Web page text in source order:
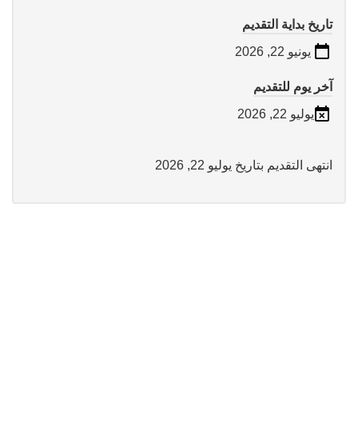
تاريخ بداية التقديم
يونيو 22, 2026
آخر يوم للتقديم
يوليو 22, 2026
انتهى التقديم بتاريخ يوليو 22, 2026